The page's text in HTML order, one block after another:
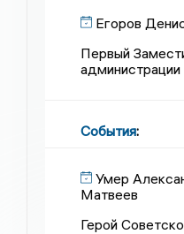
Егоров
Первый
События:
Умер
Матвеев
Герой